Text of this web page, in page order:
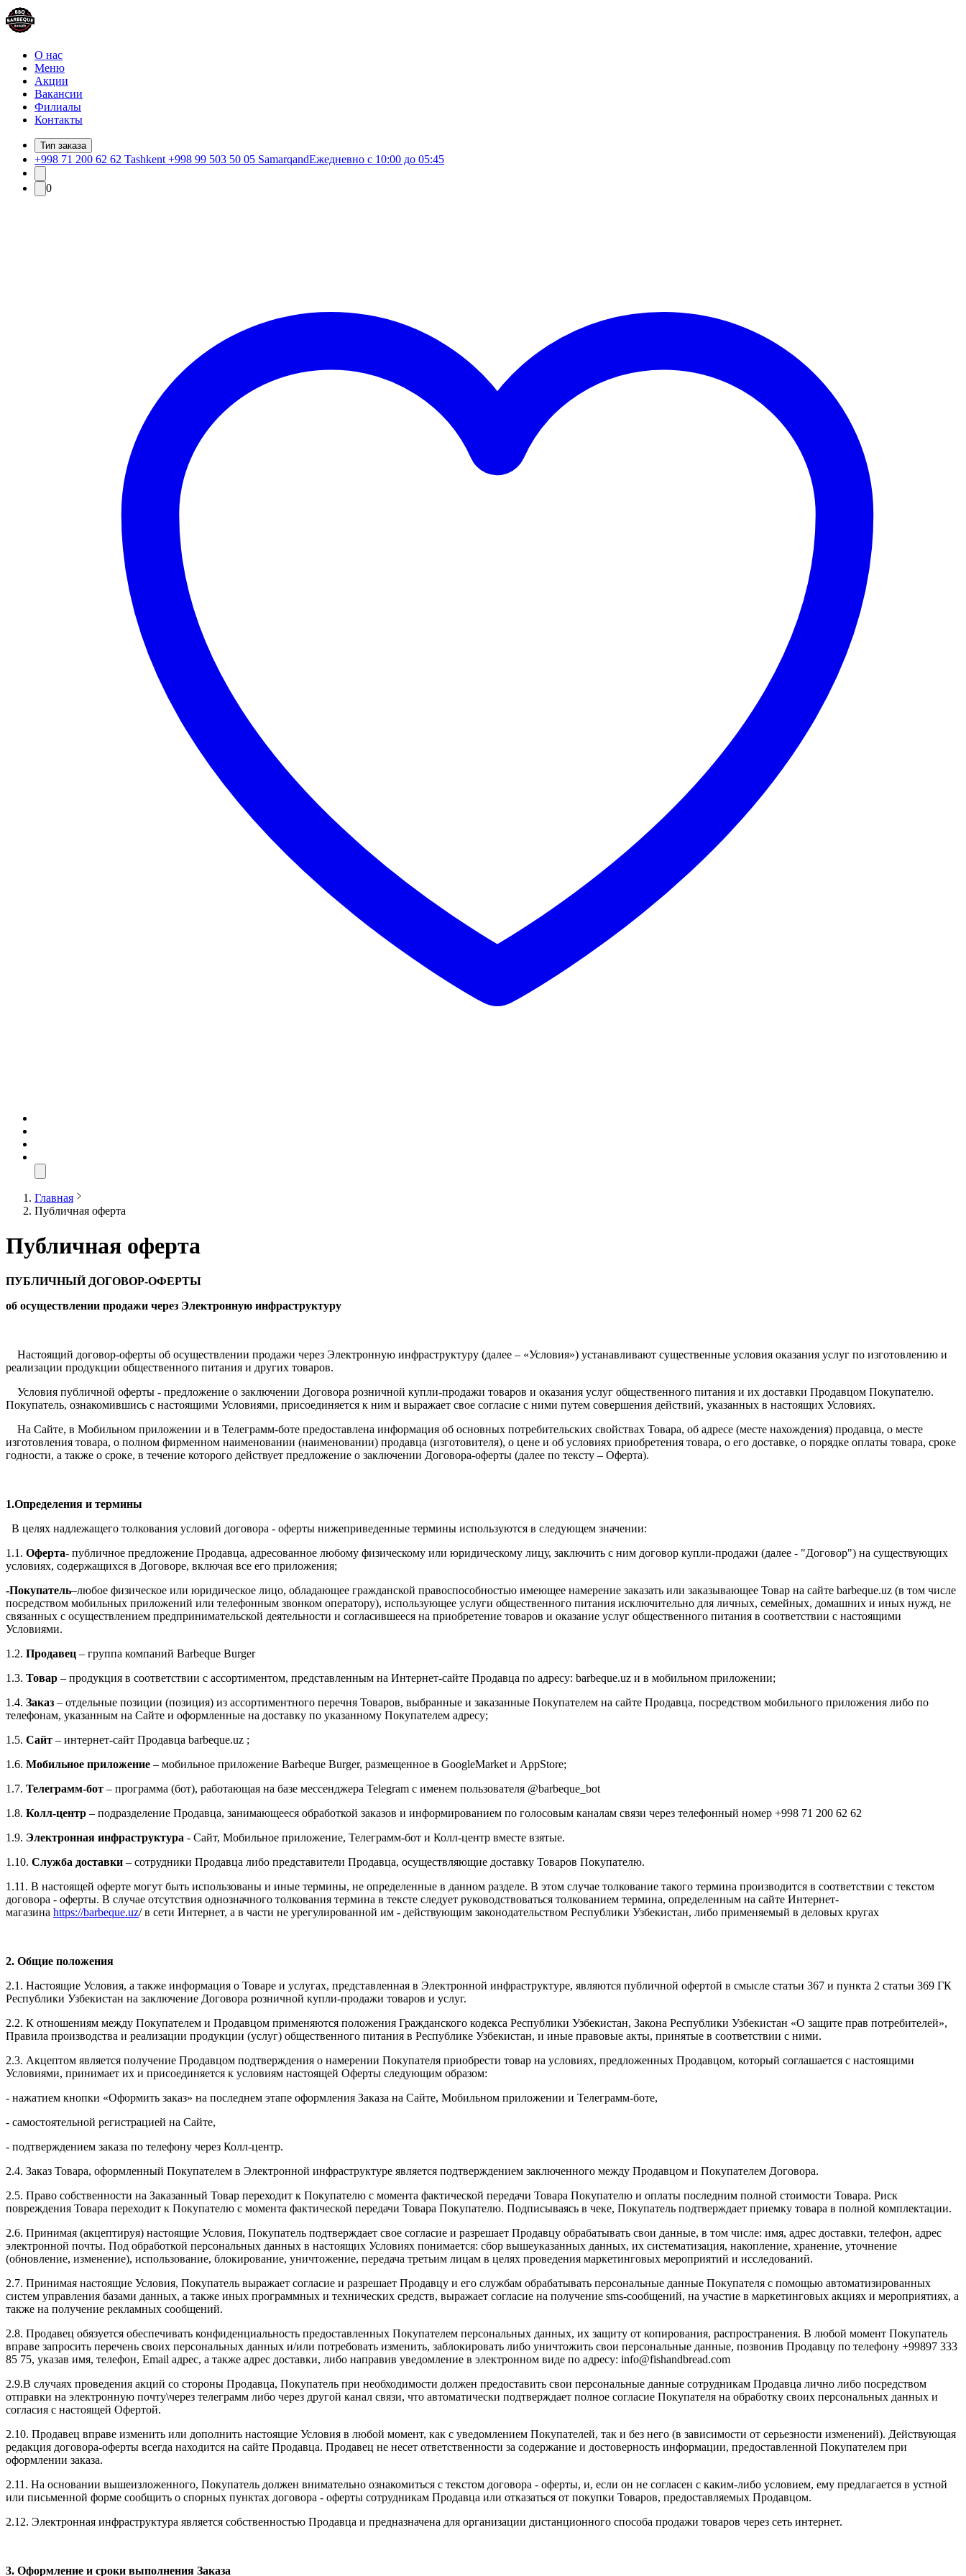
О нас
Меню
Акции
Вакансии
Филиалы
Контакты
Тип заказа
+998 71 200 62 62 Tashkent +998 99 503 50 05 SamarqandЕжедневно с 10:00 до 05:45
0
Главная
Публичная оферта
Публичная оферта
ПУБЛИЧНЫЙ ДОГОВОР-ОФЕРТЫ
об осуществлении продажи через Электронную инфраструктуру
Настоящий договор-оферты об осуществлении продажи через Электронную инфраструктуру (далее – «Условия») устанавливают существенные условия оказания услуг по изготовлению и
реализации продукции общественного питания и других товаров.
Условия публичной оферты - предложение о заключении Договора розничной купли-продажи товаров и оказания услуг общественного питания и их доставки Продавцом Покупателю.
Покупатель, ознакомившись с настоящими Условиями, присоединяется к ним и выражает свое согласие с ними путем совершения действий, указанных в настоящих Условиях.
На Сайте, в Мобильном приложении и в Телеграмм-боте предоставлена информация об основных потребительских свойствах Товара, об адресе (месте нахождения) продавца, о месте
изготовления товара, о полном фирменном наименовании (наименовании) продавца (изготовителя), о цене и об условиях приобретения товара, о его доставке, о порядке оплаты товара, сроке
годности, а также о сроке, в течение которого действует предложение о заключении Договора-оферты (далее по тексту – Оферта).
1.Определения и термины
В целях надлежащего толкования условий договора - оферты нижеприведенные термины используются в следующем значении:
1.1. Оферта- публичное предложение Продавца, адресованное любому физическому или юридическому лицу, заключить с ним договор купли-продажи (далее - "Договор") на существующих
условиях, содержащихся в Договоре, включая все его приложения;
-Покупатель–любое физическое или юридическое лицо, обладающее гражданской правоспособностью имеющее намерение заказать или заказывающее Товар на сайте barbeque.uz (в том числе
посредством мобильных приложений или телефонным звонком оператору), использующее услуги общественного питания исключительно для личных, семейных, домашних и иных нужд, не
связанных с осуществлением предпринимательской деятельности и согласившееся на приобретение товаров и оказание услуг общественного питания в соответствии с настоящими
Условиями.
1.2. Продавец – группа компаний Barbeque Burger
1.3. Товар – продукция в соответствии с ассортиментом, представленным на Интернет-сайте Продавца по адресу: barbeque.uz и в мобильном приложении;
1.4. Заказ – отдельные позиции (позиция) из ассортиментного перечня Товаров, выбранные и заказанные Покупателем на сайте Продавца, посредством мобильного приложения либо по
телефонам, указанным на Сайте и оформленные на доставку по указанному Покупателем адресу;
1.5. Сайт – интернет-сайт Продавца barbeque.uz ;
1.6. Мобильное приложение – мобильное приложение Barbeque Burger, размещенное в GoogleMarket и AppStore;
1.7. Телеграмм-бот – программа (бот), работающая на базе мессенджера Telegram с именем пользователя @barbeque_bot
1.8. Колл-центр – подразделение Продавца, занимающееся обработкой заказов и информированием по голосовым каналам связи через телефонный номер +998 71 200 62 62
1.9. Электронная инфраструктура - Сайт, Мобильное приложение, Телеграмм-бот и Колл-центр вместе взятые.
1.10. Служба доставки – сотрудники Продавца либо представители Продавца, осуществляющие доставку Товаров Покупателю.
1.11. В настоящей оферте могут быть использованы и иные термины, не определенные в данном разделе. В этом случае толкование такого термина производится в соответствии с текстом
договора - оферты. В случае отсутствия однозначного толкования термина в тексте следует руководствоваться толкованием термина, определенным на сайте Интернет-
магазина https://barbeque.uz/ в сети Интернет, а в части не урегулированной им - действующим законодательством Республики Узбекистан, либо применяемый в деловых кругах
2. Общие положения
2.1. Настоящие Условия, а также информация о Товаре и услугах, представленная в Электронной инфраструктуре, являются публичной офертой в смысле статьи 367 и пункта 2 статьи 369 ГК
Республики Узбекистан на заключение Договора розничной купли-продажи товаров и услуг.
2.2. К отношениям между Покупателем и Продавцом применяются положения Гражданского кодекса Республики Узбекистан, Закона Республики Узбекистан «О защите прав потребителей»,
Правила производства и реализации продукции (услуг) общественного питания в Республике Узбекистан, и иные правовые акты, принятые в соответствии с ними.
2.3. Акцептом является получение Продавцом подтверждения о намерении Покупателя приобрести товар на условиях, предложенных Продавцом, который соглашается с настоящими
Условиями, принимает их и присоединяется к условиям настоящей Оферты следующим образом:
- нажатием кнопки «Оформить заказ» на последнем этапе оформления Заказа на Сайте, Мобильном приложении и Телеграмм-боте,
- самостоятельной регистрацией на Сайте,
- подтверждением заказа по телефону через Колл-центр.
2.4. Заказ Товара, оформленный Покупателем в Электронной инфраструктуре является подтверждением заключенного между Продавцом и Покупателем Договора.
2.5. Право собственности на Заказанный Товар переходит к Покупателю с момента фактической передачи Товара Покупателю и оплаты последним полной стоимости Товара. Риск
повреждения Товара переходит к Покупателю с момента фактической передачи Товара Покупателю. Подписываясь в чеке, Покупатель подтверждает приемку товара в полной комплектации.
2.6. Принимая (акцептируя) настоящие Условия, Покупатель подтверждает свое согласие и разрешает Продавцу обрабатывать свои данные, в том числе: имя, адрес доставки, телефон, адрес
электронной почты. Под обработкой персональных данных в настоящих Условиях понимается: сбор вышеуказанных данных, их систематизация, накопление, хранение, уточнение
(обновление, изменение), использование, блокирование, уничтожение, передача третьим лицам в целях проведения маркетинговых мероприятий и исследований.
2.7. Принимая настоящие Условия, Покупатель выражает согласие и разрешает Продавцу и его службам обрабатывать персональные данные Покупателя с помощью автоматизированных
систем управления базами данных, а также иных программных и технических средств, выражает согласие на получение sms-сообщений, на участие в маркетинговых акциях и мероприятиях, а
также на получение рекламных сообщений.
2.8. Продавец обязуется обеспечивать конфиденциальность предоставленных Покупателем персональных данных, их защиту от копирования, распространения. В любой момент Покупатель
вправе запросить перечень своих персональных данных и/или потребовать изменить, заблокировать либо уничтожить свои персональные данные, позвонив Продавцу по телефону +99897 333
85 75, указав имя, телефон, Email адрес, а также адрес доставки, либо направив уведомление в электронном виде по адресу: info@fishandbread.com
2.9.В случаях проведения акций со стороны Продавца, Покупатель при необходимости должен предоставить свои персональные данные сотрудникам Продавца лично либо посредством
отправки на электронную почту\через телеграмм либо через другой канал связи, что автоматически подтверждает полное согласие Покупателя на обработку своих персональных данных и
согласия с настоящей Офертой.
2.10. Продавец вправе изменить или дополнить настоящие Условия в любой момент, как с уведомлением Покупателей, так и без него (в зависимости от серьезности изменений). Действующая
редакция договора-оферты всегда находится на сайте Продавца. Продавец не несет ответственности за содержание и достоверность информации, предоставленной Покупателем при
оформлении заказа.
2.11. На основании вышеизложенного, Покупатель должен внимательно ознакомиться с текстом договора - оферты, и, если он не согласен с каким-либо условием, ему предлагается в устной
или письменной форме сообщить о спорных пунктах договора - оферты сотрудникам Продавца или отказаться от покупки Товаров, предоставляемых Продавцом.
2.12. Электронная инфраструктура является собственностью Продавца и предназначена для организации дистанционного способа продажи товаров через сеть интернет.
3. Оформление и сроки выполнения Заказа